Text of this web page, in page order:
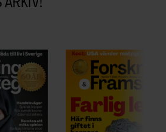
ARKIV!